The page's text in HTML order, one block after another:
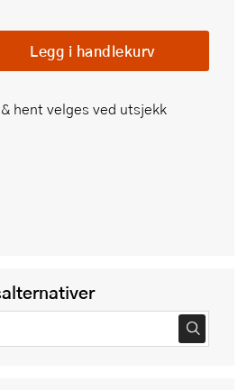
Legg i handlekurv
hent velges ved utsjekk